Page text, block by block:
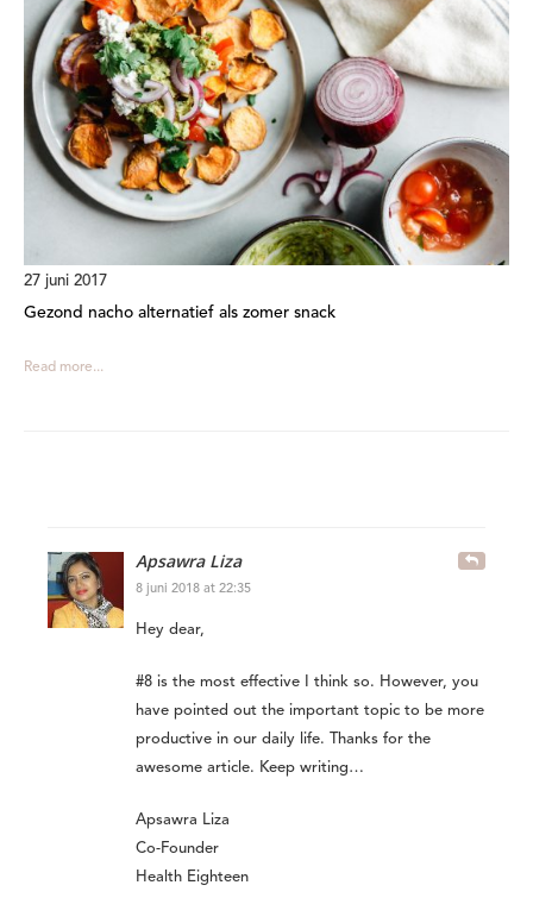
27 juni 2017
Gezond nacho alternatief als zomer snack
Read more...
Apsawra Liza
8 juni 2018 at 22:35
Hey dear,
#8 is the most effective I think so. However, you
have pointed out the important topic to be more
productive in our daily life. Thanks for the
awesome article. Keep writing…
Apsawra Liza
Co-Founder
Health Eighteen